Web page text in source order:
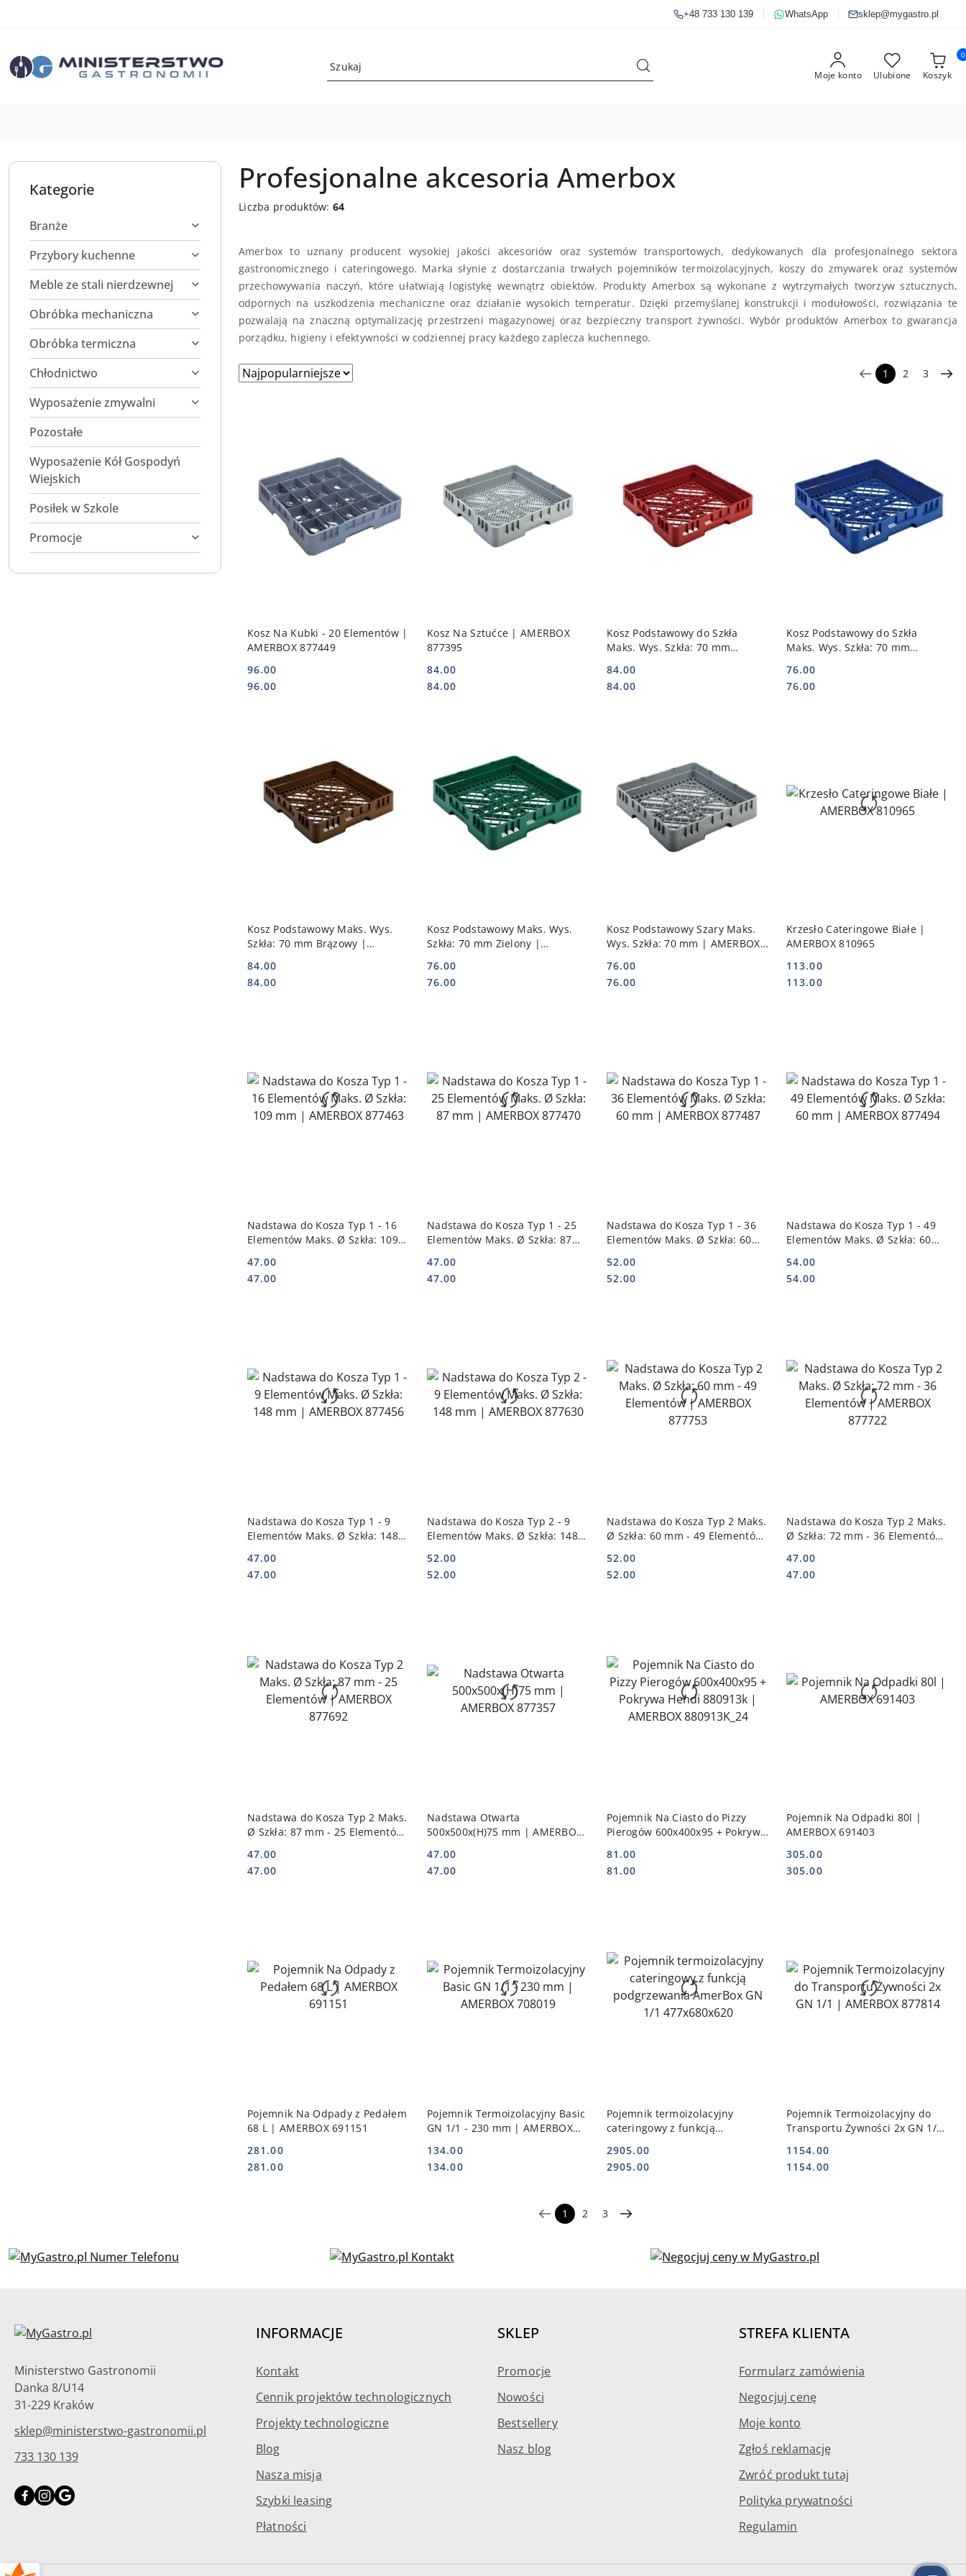
+48 733 130 139 WhatsApp sklep@mygastro.pl
Moje konto Ulubione Koszyk
0
Kategorie
Branże
Przybory kuchenne
Meble ze stali nierdzewnej
Obróbka mechaniczna
Obróbka termiczna
Chłodnictwo
Wyposażenie zmywalni
Pozostałe
Wyposażenie Kół Gospodyń
Wiejskich
Posiłek w Szkole
Promocje
Profesjonalne akcesoria Amerbox
Liczba produktów:64
Amerbox to uznany producent wysokiej jakości akcesoriów oraz systemów transportowych, dedykowanych dla profesjonalnego sektora
gastronomicznego i cateringowego. Marka słynie z dostarczania trwałych pojemników termoizolacyjnych, koszy do zmywarek oraz systemów
przechowywania naczyń, które ułatwiają logistykę wewnątrz obiektów. Produkty Amerbox są wykonane z wytrzymałych tworzyw sztucznych,
odpornych na uszkodzenia mechaniczne oraz działanie wysokich temperatur. Dzięki przemyślanej konstrukcji i modułowości, rozwiązania te
pozwalają na znaczną optymalizację przestrzeni magazynowej oraz bezpieczny transport żywności. Wybór produktów Amerbox to gwarancja
porządku, higieny i efektywności w codziennej pracy każdego zaplecza kuchennego.
Zastosowano
Sortuj
według
1 2 3
Kosz Na Kubki - 20 Elementów |
AMERBOX 877449
Cena:
96.00
Cena:
96.00
DO KOSZYKA
Kosz Na Sztućce | AMERBOX
877395
Cena:
84.00
Cena:
84.00
DO KOSZYKA
Kosz Podstawowy do Szkła
Maks. Wys. Szkła: 70 mm
Cena:
84.00
Cena:
84.00
DO KOSZYKA
Kosz Podstawowy do Szkła
Maks. Wys. Szkła: 70 mm
Cena:
76.00
Cena:
76.00
DO KOSZYKA
Kosz Podstawowy Maks. Wys.
Szkła: 70 mm Brązowy |
Cena:
84.00
Cena:
84.00
DO KOSZYKA
Kosz Podstawowy Maks. Wys.
Szkła: 70 mm Zielony |
Cena:
76.00
Cena:
76.00
DO KOSZYKA
Kosz Podstawowy Szary Maks.
Wys. Szkła: 70 mm | AMERBOX
Cena:
76.00
Cena:
76.00
Krzesło Cateringowe Białe |
AMERBOX 810965
Cena:
113.00
Cena:
113.00
DO KOSZYKA
Nadstawa do Kosza Typ 1 - 16
Elementów Maks. Ø Szkła: 109
Cena:
47.00
Cena:
47.00
Nadstawa do Kosza Typ 1 - 25
Elementów Maks. Ø Szkła: 87
Cena:
47.00
Cena:
47.00
Nadstawa do Kosza Typ 1 - 36
Elementów Maks. Ø Szkła: 60
Cena:
52.00
Cena:
52.00
Nadstawa do Kosza Typ 1 - 49
Elementów Maks. Ø Szkła: 60
Cena:
54.00
Cena:
54.00
Nadstawa do Kosza Typ 1 - 9
Elementów Maks. Ø Szkła: 148
Cena:
47.00
Cena:
47.00
Nadstawa do Kosza Typ 2 - 9
Elementów Maks. Ø Szkła: 148
Cena:
52.00
Cena:
52.00
Nadstawa do Kosza Typ 2 Maks.
Ø Szkła: 60 mm - 49 Elementów
Cena:
52.00
Cena:
52.00
Nadstawa do Kosza Typ 2 Maks.
Ø Szkła: 72 mm - 36 Elementów
Cena:
47.00
Cena:
47.00
Nadstawa do Kosza Typ 2 Maks.
Ø Szkła: 87 mm - 25 Elementów
Cena:
47.00
Cena:
47.00
Nadstawa Otwarta
500x500x(H)75 mm | AMERBOX
Cena:
47.00
Cena:
47.00
Pojemnik Na Ciasto do Pizzy
Pierogów 600x400x95 + Pokrywa
880913K_24
Cena:
81.00
Cena:
81.00
DO KOSZYKA
Pojemnik Na Odpadki 80l |
AMERBOX 691403
Cena:
305.00
Cena:
305.00
DO KOSZYKA
Pojemnik Na Odpady z Pedałem
68 L | AMERBOX 691151
Cena:
281.00
Cena:
281.00
DO KOSZYKA
Pojemnik Termoizolacyjny Basic
GN 1/1 - 230 mm | AMERBOX
Cena:
134.00
Cena:
134.00
DO KOSZYKA
Pojemnik termoizolacyjny
cateringowy z funkcją
477x680x620
Cena:
2905.00
Cena:
2905.00
DO KOSZYKA
Pojemnik Termoizolacyjny do
Transportu Żywności 2x GN 1/1
Cena:
1154.00
Cena:
1154.00
DO KOSZYKA
1 2 3
Ministerstwo Gastronomii
Danka 8/U14
31-229 Kraków
sklep@ministerstwo-gastronomii.pl
733 130 139
INFORMACJE
Kontakt
Cennik projektów technologicznych
Projekty technologiczne
Blog
Nasza misja
Szybki leasing
Płatności
SKLEP
Promocje
Nowości
Bestsellery
Nasz blog
STREFA KLIENTA
Formularz zamówienia
Negocjuj cenę
Moje konto
Zgłoś reklamację
Zwróć produkt tutaj
Polityka prywatności
Regulamin